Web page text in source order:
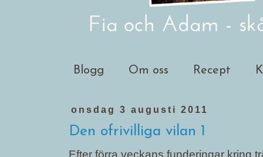
Blogg Om oss Recept
onsdag 3 augusti 2011
Den ofrivilliga vilan 1
Efter förra veckans funderingar kring